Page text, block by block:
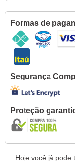
Formas de
Segurança
Proteção
Hoje você já pode